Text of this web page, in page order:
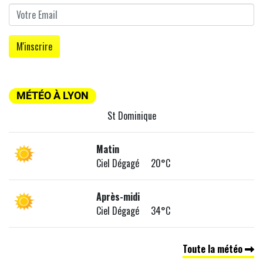
MÉTÉO À LYON
St Dominique
Matin
Ciel Dégagé 20°C
Après-midi
Ciel Dégagé 34°C
Toute la météo